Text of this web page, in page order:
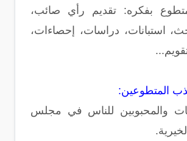
بفكره: تقديم رأي صائب،
استبانات، دراسات، إحصاءات،
والمحبوبين للناس في مجلس